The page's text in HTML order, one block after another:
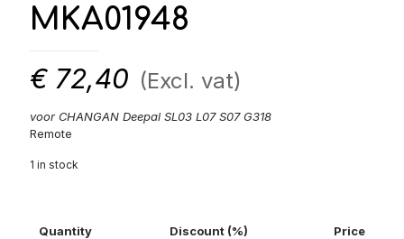
MKA01948
€ 72,40 (Excl. vat)
voor CHANGAN Deepal SL03 L07 S07 G318
Remote
1 in stock
Quantity Discount (%) Price